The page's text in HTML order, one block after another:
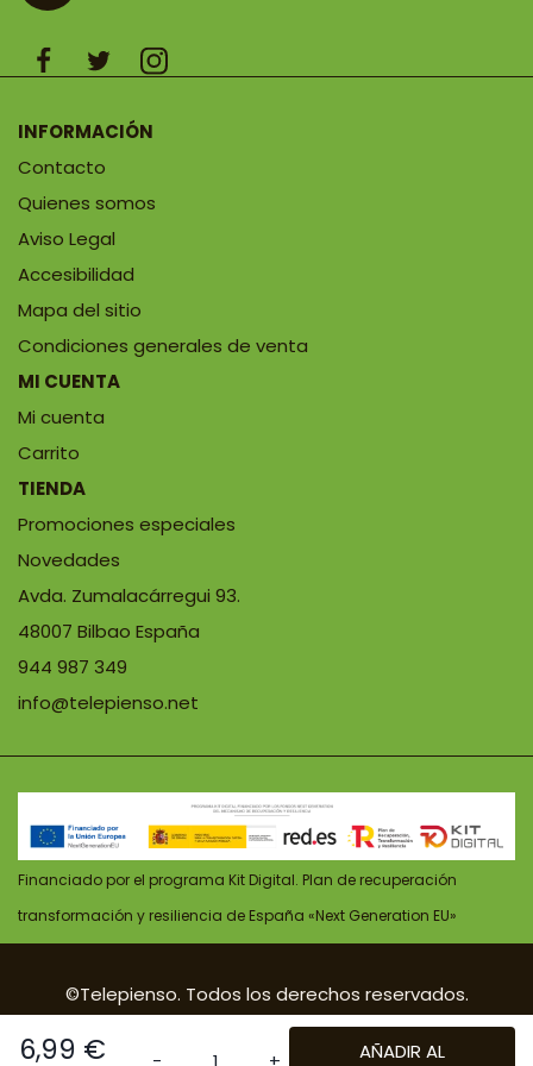
6,99 €
AÑADIR AL
INFORMACIÓN
Contacto
Quienes somos
Aviso Legal
Accesibilidad
Mapa del sitio
Condiciones generales de venta
MI CUENTA
Mi cuenta
Carrito
TIENDA
Promociones especiales
Novedades
Avda. Zumalacárregui 93.
48007 Bilbao España
944 987 349
info@telepienso.net
Financiado por el programa Kit Digital. Plan de recuperación
transformación y resiliencia de España «Next Generation EU»
©Telepienso. Todos los derechos reservados.
. Powered byPomatio.